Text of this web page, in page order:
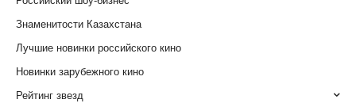
Знаменитости Казахстана
Лучшие новинки российского кино
Новинки зарубежного кино
Рейтинг звезд